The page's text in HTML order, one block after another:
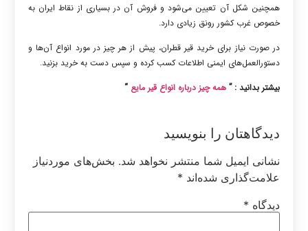
همچنین شکل آن تعیین می‌شود و فروش آن در بسیاری از نقاط ایران به
خصوص غرب کشور رونق زیادی دارد.
در صورت نیاز برای خرید قیر قطران، پیش از هر چیز در مورد انواع آن‌ها و
دستورالعمل‌های ایمنی اطلاعات کسب کرده و سپس دست به خرید بزنید.
بیشتر بدانید : ” همه چیز درباره انواع قیر مایع “
دیدگاهتان را بنویسید
نشانی ایمیل شما منتشر نخواهد شد. بخش‌های موردنیاز
علامت‌گذاری شده‌اند *
دیدگاه *